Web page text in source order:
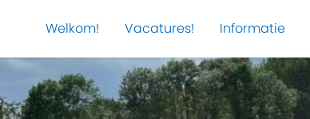
Welkom! Vacatures! Informatie